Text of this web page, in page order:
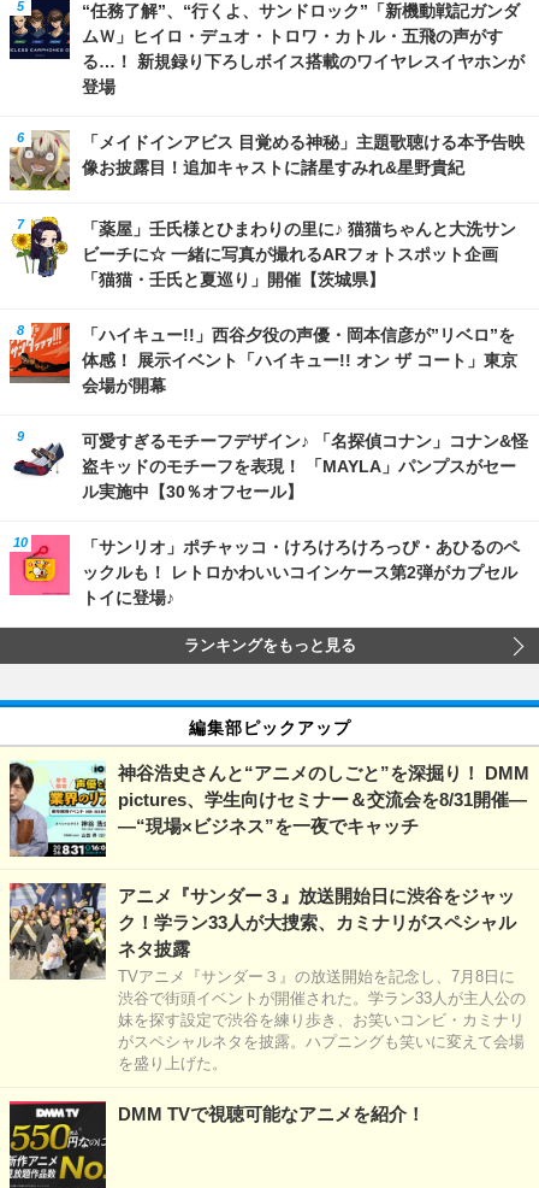
“任務了解”、“行くよ、サンドロック”「新機動戦記ガンダ
ムＷ」ヒイロ・デュオ・トロワ・カトル・五飛の声がす
る…！ 新規録り下ろしボイス搭載のワイヤレスイヤホンが
登場
「メイドインアビス 目覚める神秘」主題歌聴ける本予告映
像お披露目！追加キャストに諸星すみれ&星野貴紀
「薬屋」壬氏様とひまわりの里に♪ 猫猫ちゃんと大洗サン
ビーチに☆ 一緒に写真が撮れるARフォトスポット企画
「猫猫・壬氏と夏巡り」開催【茨城県】
「ハイキュー!!」西谷夕役の声優・岡本信彦が”リベロ”を
体感！ 展示イベント「ハイキュー!! オン ザ コート」東京
会場が開幕
可愛すぎるモチーフデザイン♪ 「名探偵コナン」コナン&怪
盗キッドのモチーフを表現！ 「MAYLA」パンプスがセー
ル実施中【30％オフセール】
「サンリオ」ポチャッコ・けろけろけろっぴ・あひるのペ
ックルも！ レトロかわいいコインケース第2弾がカプセル
トイに登場♪
ランキングをもっと見る
編集部ピックアップ
神谷浩史さんと“アニメのしごと”を深掘り！ DMM
pictures、学生向けセミナー＆交流会を8/31開催―
―“現場×ビジネス”を一夜でキャッチ
アニメ『サンダー３』放送開始日に渋谷をジャッ
ク！学ラン33人が大捜索、カミナリがスペシャル
ネタ披露
TVアニメ『サンダー３』の放送開始を記念し、7月8日に
渋谷で街頭イベントが開催された。学ラン33人が主人公の
妹を探す設定で渋谷を練り歩き、お笑いコンビ・カミナリ
がスペシャルネタを披露。ハプニングも笑いに変えて会場
を盛り上げた。
DMM TVで視聴可能なアニメを紹介！